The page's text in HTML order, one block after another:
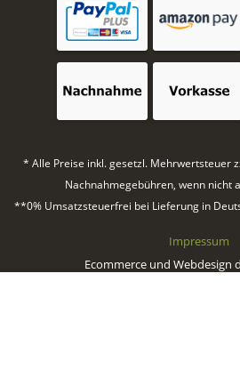
* Alle Preise inkl. gesetzl. Mehrwertsteuer
Nachnahmegebühren, wenn nicht
**0% Umsatzsteuerfrei bei Lieferung in
Impressum
Ecommerce und Webdesign